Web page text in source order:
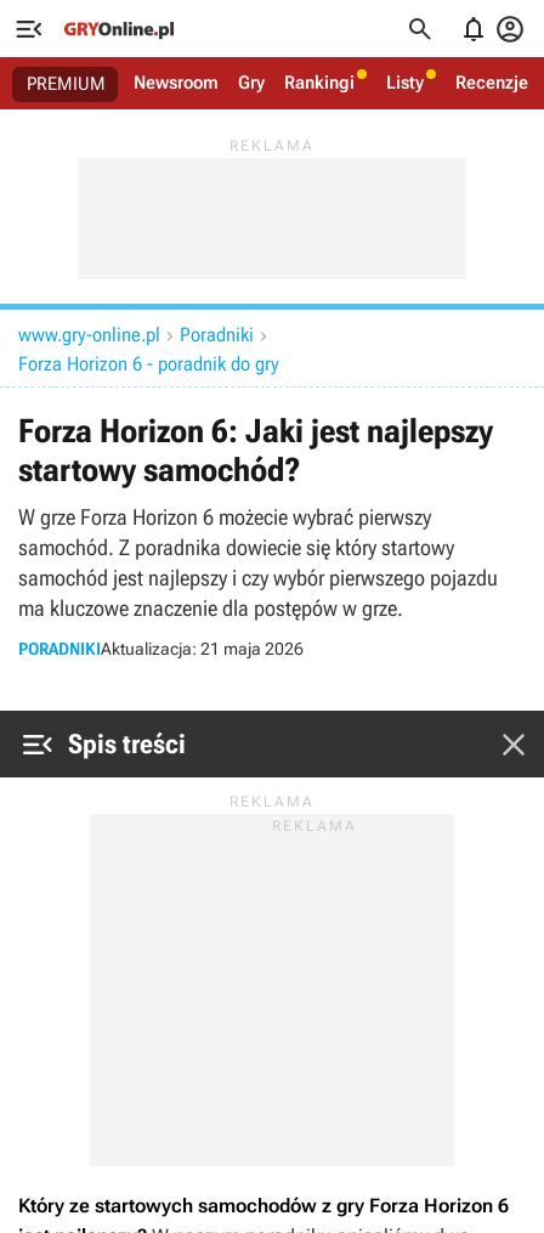
   
PREMIUM Newsroom Gry Rankingi Listy Recenzje
www.gry-online.pl  Poradniki 
Forza Horizon 6 - poradnik do gry
Forza Horizon 6: Jaki jest najlepszy
startowy samochód?
W grze Forza Horizon 6 możecie wybrać pierwszy
samochód. Z poradnika dowiecie się który startowy
samochód jest najlepszy i czy wybór pierwszego pojazdu
ma kluczowe znaczenie dla postępów w grze.
PORADNIKIAktualizacja: 21 maja 2026
 Spis treści 
Który ze startowych samochodów z gry Forza Horizon 6